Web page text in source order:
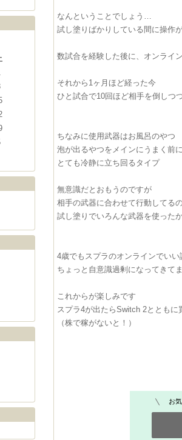
なんということでしょう…
試し塗りばかりしている間に操作
数試合を経験した後に、オンライ
それから1ヶ月ほど経った今
ひと試合で10回ほど相手を倒し
ちなみに使用武器はお風呂のやつ
泡が出るやつをメインにうまく前
とても冷静に立ち回るタイプ
無意識だとおもうのですが
相手の武器に合わせて行動してる
試し塗りでいろんな武器を使った
4歳でもスプラのオンラインでい
ちょっと自意識過剰になってきて
これからが楽しみです
スプラ4が出たらSwitch 2ととも
（株で稼がないと！）
お